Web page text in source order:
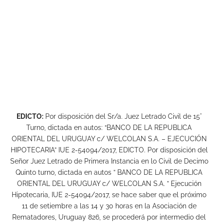
EDICTO:Por disposición del Sr/a. Juez Letrado Civil de 15°
Turno, dictada en autos: “BANCO DE LA REPUBLICA
ORIENTAL DEL URUGUAY c/ WELCOLAN S.A. – EJECUCIÓN
HIPOTECARIA” IUE 2-54094/2017, EDICTO. Por disposición del
Señor Juez Letrado de Primera Instancia en lo Civil de Decimo
Quinto turno, dictada en autos ” BANCO DE LA REPUBLICA
ORIENTAL DEL URUGUAY c/ WELCOLAN S.A. ” Ejecución
Hipotecaria, IUE 2-54094/2017, se hace saber que el próximo
11 de setiembre a las 14 y 30 horas en la Asociación de
Rematadores, Uruguay 826, se procederá por intermedio del